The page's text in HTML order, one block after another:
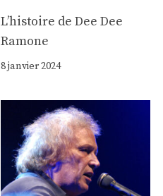
Lʼhistoire de Dee Dee
Ramone
8 janvier 2024